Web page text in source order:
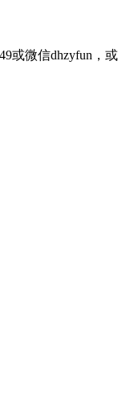
或微信dhzyfun，或